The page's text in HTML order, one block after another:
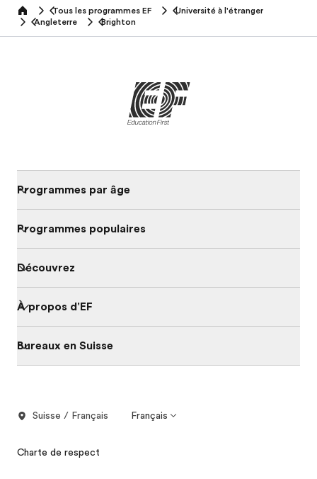
home Tous les programmes EF
Université à l'étranger
Angleterre
Brighton
Programmes par âge
Programmes populaires
Découvrez
À propos d'EF
Bureaux en Suisse
Suisse / Français Français
Charte de respect